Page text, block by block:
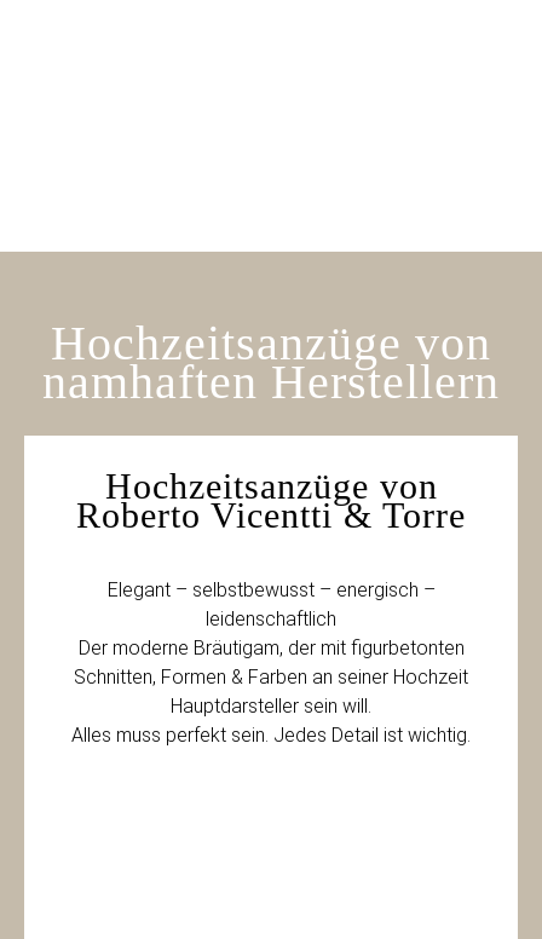
Hochzeitsanzüge von
namhaften Herstellern
Hochzeitsanzüge von
Roberto Vicentti & Torre
Elegant – selbstbewusst – energisch –
leidenschaftlich
Der moderne Bräutigam, der mit figurbetonten
Schnitten, Formen & Farben an seiner Hochzeit
Hauptdarsteller sein will.
Alles muss perfekt sein. Jedes Detail ist wichtig.